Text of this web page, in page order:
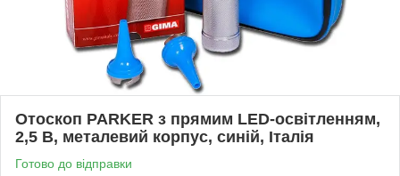
Отоскоп PARKER з прямим LED-освітленням,
2,5 В, металевий корпус, синій, Італія
Готово до відправки